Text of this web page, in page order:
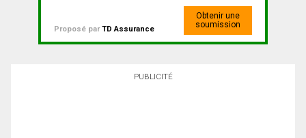
Proposé parTD Assurance
Obtenir une
soumission
PUBLICITÉ